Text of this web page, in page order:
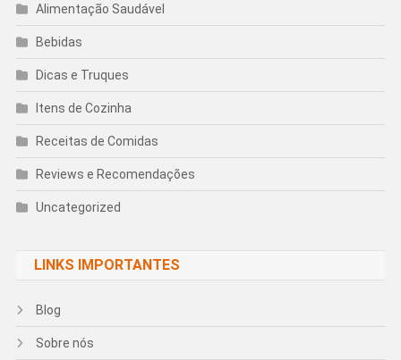
Alimentação Saudável
Bebidas
Dicas e Truques
Itens de Cozinha
Receitas de Comidas
Reviews e Recomendações
Uncategorized
LINKS IMPORTANTES
Blog
Sobre nós